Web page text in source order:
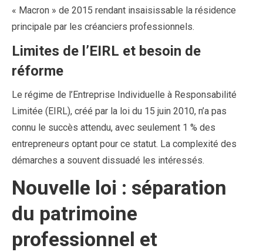
« Macron » de 2015 rendant insaisissable la résidence
principale par les créanciers professionnels.
Limites de l’EIRL et besoin de
réforme
Le régime de l’Entreprise Individuelle à Responsabilité
Limitée (EIRL), créé par la loi du 15 juin 2010, n’a pas
connu le succès attendu, avec seulement 1 % des
entrepreneurs optant pour ce statut. La complexité des
démarches a souvent dissuadé les intéressés.
Nouvelle loi : séparation
du patrimoine
professionnel et